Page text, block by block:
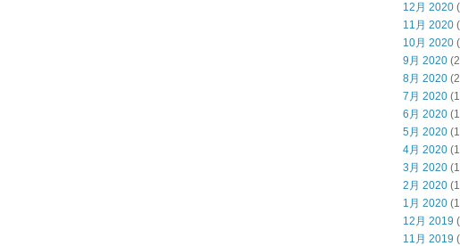
12月 2020
11月 2020
10月 2020
9月 2020
8月 2020
7月 2020
6月 2020
5月 2020
4月 2020
3月 2020
2月 2020
1月 2020
12月 2019
11月 2019